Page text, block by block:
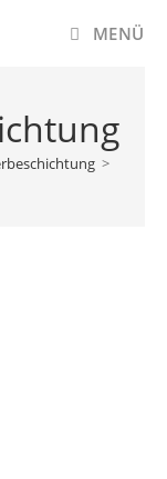
MENÜ
>